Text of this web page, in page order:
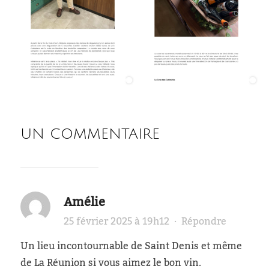
UN COMMENTAIRE
Amélie
25 février 2025 à 19h12 ·Répondre
Un lieu incontournable de Saint Denis et même
de La Réunion si vous aimez le bon vin.